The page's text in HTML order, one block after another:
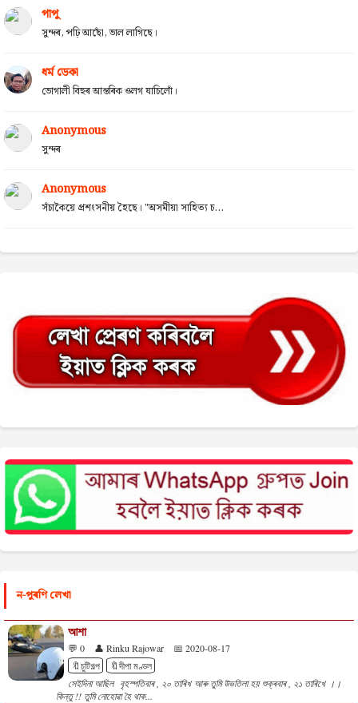
পাপু
সুন্দৰ, পঢ়ি আছোঁ, ভাল লাগিছে।
ধৰ্ম ডেকা
ভোগালী বিহুৰ আন্তৰিক ওলগ যাচিলোঁ।
Anonymous
সুন্দৰ
Anonymous
সঁচাকৈয়ে প্ৰশংসনীয় হৈছে। "অসমীয়া সাহিত্য চ...
ন-পুৰণি লেখা
আশা
💬 0 👤 Rinku Rajowar
📅 2020-08-17
🔖চুটিগল্প
🔖দীপা মণ্ডল
সেইদিনা আছিল বৃহস্পতিবাৰ , ২০ তাৰিখ আৰু তুমি উভতিলা হয় শুক্ৰবাৰ , ২১ তাৰিখে ।।
কিন্তু !! তুমি নোহোৱা হৈ থাক...